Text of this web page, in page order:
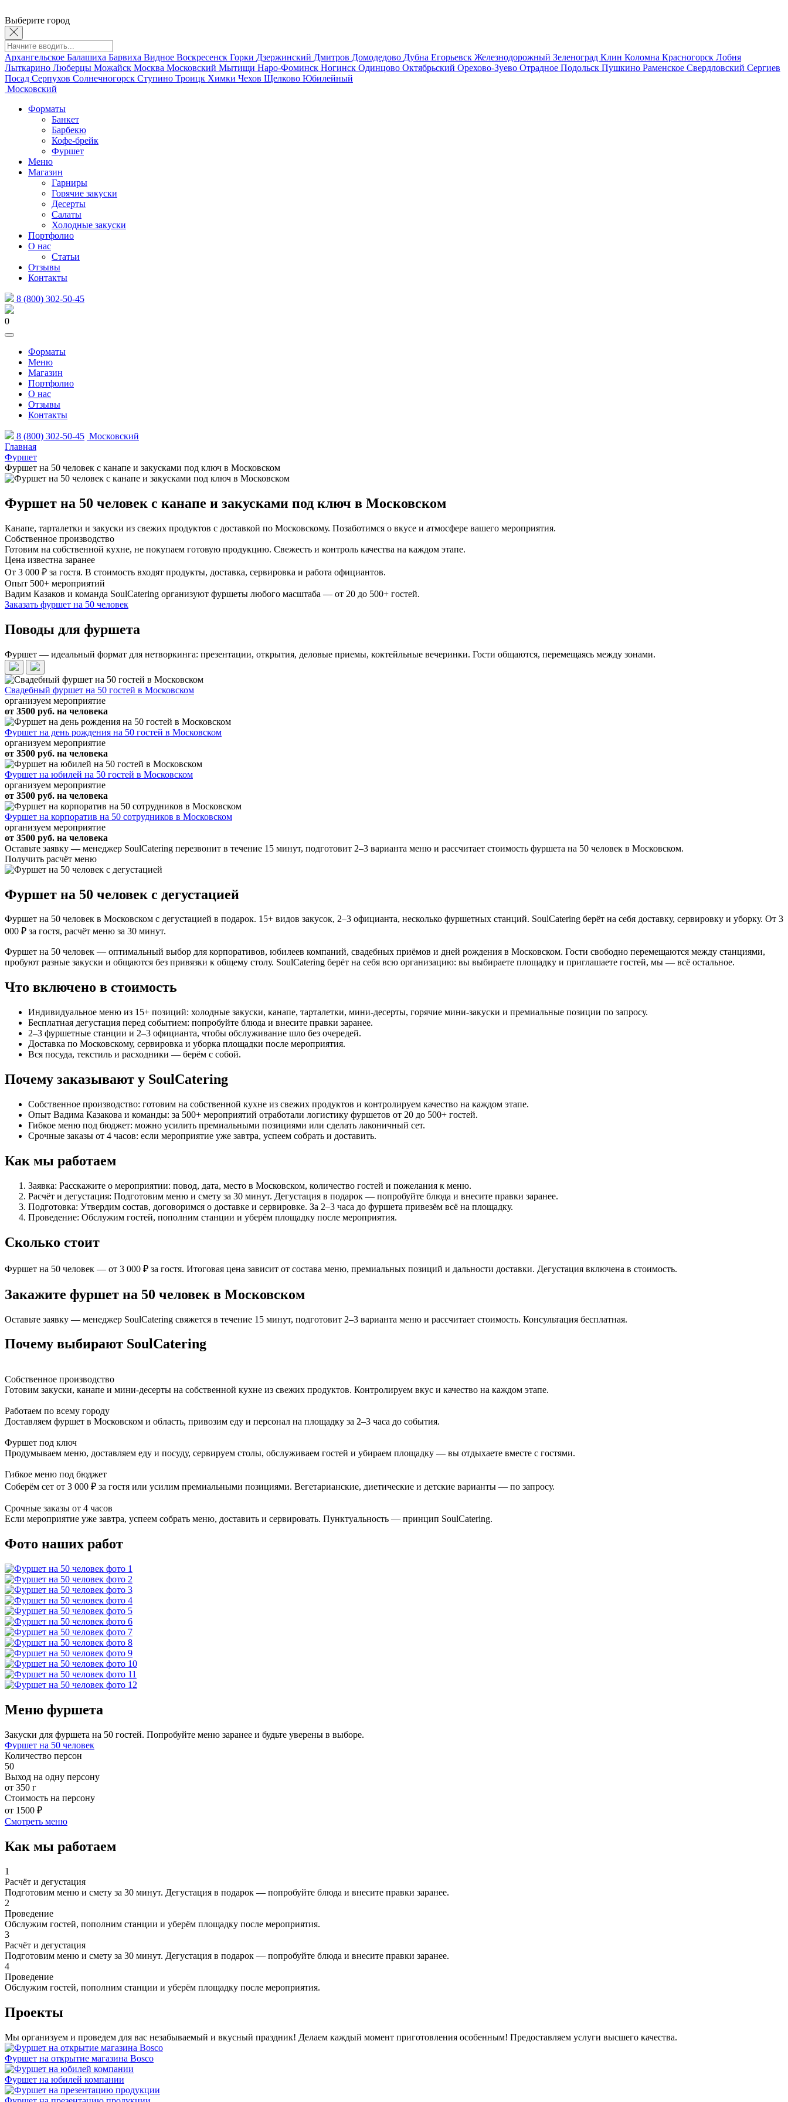
Выберите город
Архангельское Балашиха Барвиха Видное Воскресенск Горки Дзержинский Дмитров Домодедово Дубна Егорьевск Железнодорожный Зеленоград Клин Коломна Красногорск Лобня
Лыткарино Люберцы Можайск Москва Московский Мытищи Наро-Фоминск Ногинск Одинцово Октябрьский Орехово-Зуево Отрадное Подольск Пушкино Раменское Свердловский Сергиев
Посад Серпухов Солнечногорск Ступино Троицк Химки Чехов Щелково Юбилейный
Московский
Форматы
Банкет
Барбекю
Кофе-брейк
Фуршет
Меню
Магазин
Гарниры
Горячие закуски
Десерты
Салаты
Холодные закуски
Портфолио
О нас
Статьи
Отзывы
Контакты
8 (800) 302-50-45
0
Форматы
Меню
Магазин
Портфолио
О нас
Отзывы
Контакты
8 (800) 302-50-45 Московский
Главная
Фуршет
Фуршет на 50 человек с канапе и закусками под ключ в Московском
Фуршет на 50 человек с канапе и закусками под ключ в Московском
Канапе, тарталетки и закуски из свежих продуктов с доставкой по Московскому. Позаботимся о вкусе и атмосфере вашего мероприятия.
Собственное производство
Готовим на собственной кухне, не покупаем готовую продукцию. Свежесть и контроль качества на каждом этапе.
Цена известна заранее
От 3 000 ₽ за гостя. В стоимость входят продукты, доставка, сервировка и работа официантов.
Опыт 500+ мероприятий
Вадим Казаков и команда SoulCatering организуют фуршеты любого масштаба — от 20 до 500+ гостей.
Заказать фуршет на 50 человек
Поводы для фуршета
Фуршет — идеальный формат для нетворкинга: презентации, открытия, деловые приемы, коктейльные вечеринки. Гости общаются, перемещаясь между зонами.
Свадебный фуршет на 50 гостей в Московском
организуем мероприятие
от 3500 руб. на человека
Фуршет на день рождения на 50 гостей в Московском
организуем мероприятие
от 3500 руб. на человека
Фуршет на юбилей на 50 гостей в Московском
организуем мероприятие
от 3500 руб. на человека
Фуршет на корпоратив на 50 сотрудников в Московском
организуем мероприятие
от 3500 руб. на человека
Оставьте заявку — менеджер SoulCatering перезвонит в течение 15 минут, подготовит 2–3 варианта меню и рассчитает стоимость фуршета на 50 человек в Московском.
Получить расчёт меню
Фуршет на 50 человек с дегустацией
Фуршет на 50 человек в Московском с дегустацией в подарок. 15+ видов закусок, 2–3 официанта, несколько фуршетных станций. SoulCatering берёт на себя доставку, сервировку и уборку. От 3
000 ₽ за гостя, расчёт меню за 30 минут.
Фуршет на 50 человек — оптимальный выбор для корпоративов, юбилеев компаний, свадебных приёмов и дней рождения в Московском. Гости свободно перемещаются между станциями,
пробуют разные закуски и общаются без привязки к общему столу. SoulCatering берёт на себя всю организацию: вы выбираете площадку и приглашаете гостей, мы — всё остальное.
Что включено в стоимость
Индивидуальное меню из 15+ позиций: холодные закуски, канапе, тарталетки, мини-десерты, горячие мини-закуски и премиальные позиции по запросу.
Бесплатная дегустация перед событием: попробуйте блюда и внесите правки заранее.
2–3 фуршетные станции и 2–3 официанта, чтобы обслуживание шло без очередей.
Доставка по Московскому, сервировка и уборка площадки после мероприятия.
Вся посуда, текстиль и расходники — берём с собой.
Почему заказывают у SoulCatering
Собственное производство: готовим на собственной кухне из свежих продуктов и контролируем качество на каждом этапе.
Опыт Вадима Казакова и команды: за 500+ мероприятий отработали логистику фуршетов от 20 до 500+ гостей.
Гибкое меню под бюджет: можно усилить премиальными позициями или сделать лаконичный сет.
Срочные заказы от 4 часов: если мероприятие уже завтра, успеем собрать и доставить.
Как мы работаем
Заявка: Расскажите о мероприятии: повод, дата, место в Московском, количество гостей и пожелания к меню.
Расчёт и дегустация: Подготовим меню и смету за 30 минут. Дегустация в подарок — попробуйте блюда и внесите правки заранее.
Подготовка: Утвердим состав, договоримся о доставке и сервировке. За 2–3 часа до фуршета привезём всё на площадку.
Проведение: Обслужим гостей, пополним станции и уберём площадку после мероприятия.
Сколько стоит
Фуршет на 50 человек — от 3 000 ₽ за гостя. Итоговая цена зависит от состава меню, премиальных позиций и дальности доставки. Дегустация включена в стоимость.
Закажите фуршет на 50 человек в Московском
Оставьте заявку — менеджер SoulCatering свяжется в течение 15 минут, подготовит 2–3 варианта меню и рассчитает стоимость. Консультация бесплатная.
Почему выбирают SoulCatering
Собственное производство
Готовим закуски, канапе и мини-десерты на собственной кухне из свежих продуктов. Контролируем вкус и качество на каждом этапе.
Работаем по всему городу
Доставляем фуршет в Московском и область, привозим еду и персонал на площадку за 2–3 часа до события.
Фуршет под ключ
Продумываем меню, доставляем еду и посуду, сервируем столы, обслуживаем гостей и убираем площадку — вы отдыхаете вместе с гостями.
Гибкое меню под бюджет
Соберём сет от 3 000 ₽ за гостя или усилим премиальными позициями. Вегетарианские, диетические и детские варианты — по запросу.
Срочные заказы от 4 часов
Если мероприятие уже завтра, успеем собрать меню, доставить и сервировать. Пунктуальность — принцип SoulCatering.
Фото наших работ
Меню фуршета
Закуски для фуршета на 50 гостей. Попробуйте меню заранее и будьте уверены в выборе.
Фуршет на 50 человек
Количество персон
50
Выход на одну персону
от 350 г
Стоимость на персону
от 1500 ₽
Смотреть меню
Как мы работаем
1
Расчёт и дегустация
Подготовим меню и смету за 30 минут. Дегустация в подарок — попробуйте блюда и внесите правки заранее.
2
Проведение
Обслужим гостей, пополним станции и уберём площадку после мероприятия.
3
Расчёт и дегустация
Подготовим меню и смету за 30 минут. Дегустация в подарок — попробуйте блюда и внесите правки заранее.
4
Проведение
Обслужим гостей, пополним станции и уберём площадку после мероприятия.
Проекты
Мы организуем и проведем для вас незабываемый и вкусный праздник! Делаем каждый момент приготовления особенным! Предоставляем услуги высшего качества.
Фуршет на открытие магазина Bosco
Фуршет на юбилей компании